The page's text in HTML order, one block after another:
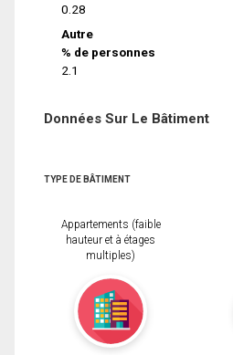
0.28
Autre
% de personnes
2.1
Données Sur Le Bâtiment
TYPE DE BÂTIMENT
Appartements (faible
hauteur et à étages
multiples)